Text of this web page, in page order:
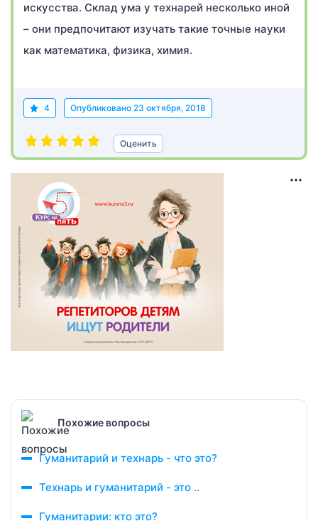
искусства. Склад ума у технарей несколько иной
– они предпочитают изучать такие точные науки
как математика, физика, химия.
4 Опубликовано 23 октября, 2018
Оценить
Похожие вопросы
Гуманитарий и технарь - что это?
Технарь и гуманитарий - это ..
Гуманитарии: кто это?